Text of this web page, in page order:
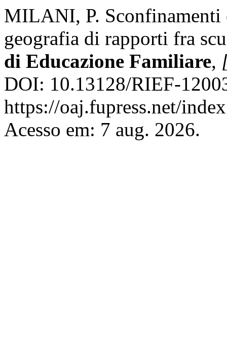
MILANI, P. Sconfinamenti
geografia di rapporti fra
di Educazione Familiare,
DOI: 10.13128/RIEF-
https://oaj.fupress.net/
Acesso em: 7 aug. 2026.